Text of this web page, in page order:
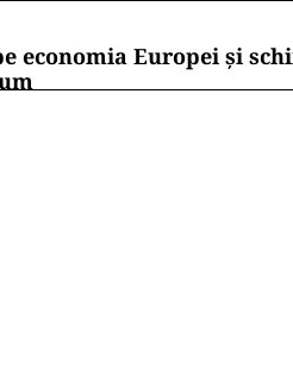
SpaceX ar fi lovit Luna.
„Made in